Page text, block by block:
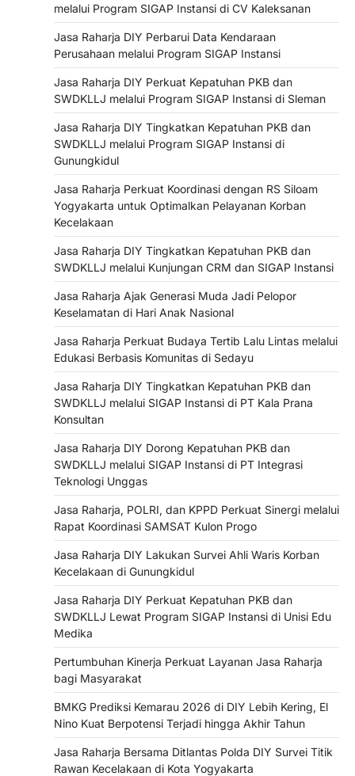
melalui Program SIGAP Instansi di CV Kaleksanan
Jasa Raharja DIY Perbarui Data Kendaraan
Perusahaan melalui Program SIGAP Instansi
Jasa Raharja DIY Perkuat Kepatuhan PKB dan
SWDKLLJ melalui Program SIGAP Instansi di Sleman
Jasa Raharja DIY Tingkatkan Kepatuhan PKB dan
SWDKLLJ melalui Program SIGAP Instansi di
Gunungkidul
Jasa Raharja Perkuat Koordinasi dengan RS Siloam
Yogyakarta untuk Optimalkan Pelayanan Korban
Kecelakaan
Jasa Raharja DIY Tingkatkan Kepatuhan PKB dan
SWDKLLJ melalui Kunjungan CRM dan SIGAP Instansi
Jasa Raharja Ajak Generasi Muda Jadi Pelopor
Keselamatan di Hari Anak Nasional
Jasa Raharja Perkuat Budaya Tertib Lalu Lintas melalui
Edukasi Berbasis Komunitas di Sedayu
Jasa Raharja DIY Tingkatkan Kepatuhan PKB dan
SWDKLLJ melalui SIGAP Instansi di PT Kala Prana
Konsultan
Jasa Raharja DIY Dorong Kepatuhan PKB dan
SWDKLLJ melalui SIGAP Instansi di PT Integrasi
Teknologi Unggas
Jasa Raharja, POLRI, dan KPPD Perkuat Sinergi melalui
Rapat Koordinasi SAMSAT Kulon Progo
Jasa Raharja DIY Lakukan Survei Ahli Waris Korban
Kecelakaan di Gunungkidul
Jasa Raharja DIY Perkuat Kepatuhan PKB dan
SWDKLLJ Lewat Program SIGAP Instansi di Unisi Edu
Medika
Pertumbuhan Kinerja Perkuat Layanan Jasa Raharja
bagi Masyarakat
BMKG Prediksi Kemarau 2026 di DIY Lebih Kering, El
Nino Kuat Berpotensi Terjadi hingga Akhir Tahun
Jasa Raharja Bersama Ditlantas Polda DIY Survei Titik
Rawan Kecelakaan di Kota Yogyakarta